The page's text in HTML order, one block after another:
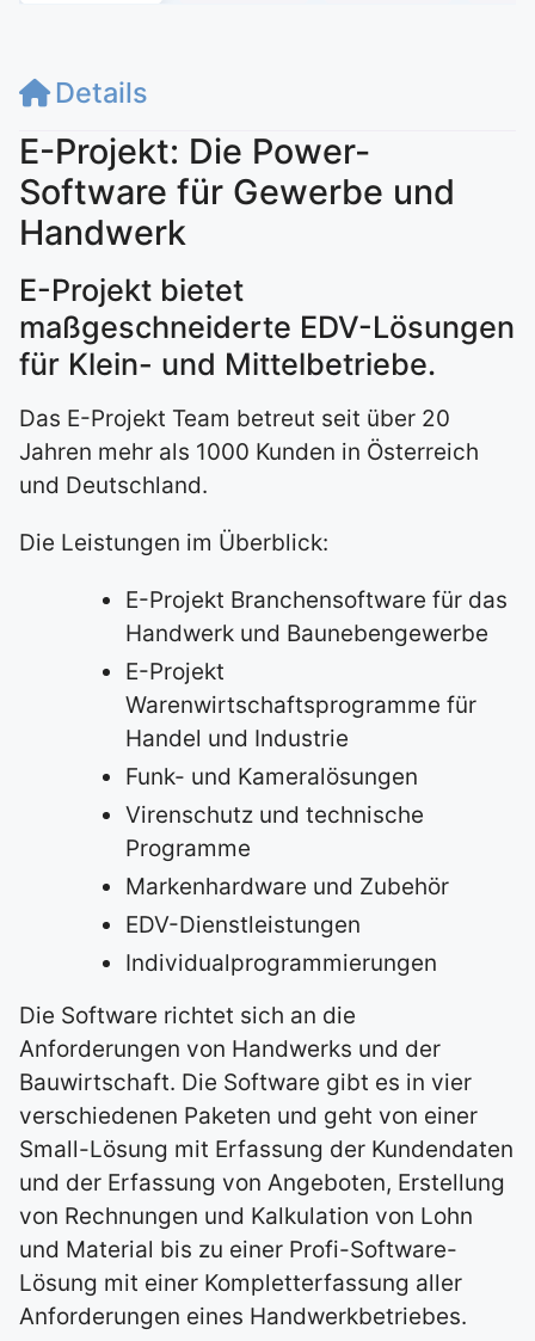
Details
E-Projekt: Die Power-
Software für Gewerbe und
Handwerk
E-Projekt bietet
maßgeschneiderte EDV-Lösungen
für Klein- und Mittelbetriebe.
Das E-Projekt Team betreut seit über 20
Jahren mehr als 1000 Kunden in Österreich
und Deutschland.
Die Leistungen im Überblick:
E-Projekt Branchensoftware für das
Handwerk und Baunebengewerbe
E-Projekt
Warenwirtschaftsprogramme für
Handel und Industrie
Funk- und Kameralösungen
Virenschutz und technische
Programme
Markenhardware und Zubehör
EDV-Dienstleistungen
Individualprogrammierungen
Die Software richtet sich an die
Anforderungen von Handwerks und der
Bauwirtschaft. Die Software gibt es in vier
verschiedenen Paketen und geht von einer
Small-Lösung mit Erfassung der Kundendaten
und der Erfassung von Angeboten, Erstellung
von Rechnungen und Kalkulation von Lohn
und Material bis zu einer Profi-Software-
Lösung mit einer Kompletterfassung aller
Anforderungen eines Handwerkbetriebes.